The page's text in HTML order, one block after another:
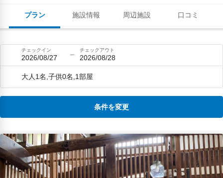
プラン 施設情報 周辺施設 口コミ
とを事前に伝えると色々と提案して
す。 忘れ物にも迅速に対応して頂き
ます！チェックイン
2026/08/27
チェックアウト
2026/08/28
大人1名,子供0名,1部屋
条件を変更